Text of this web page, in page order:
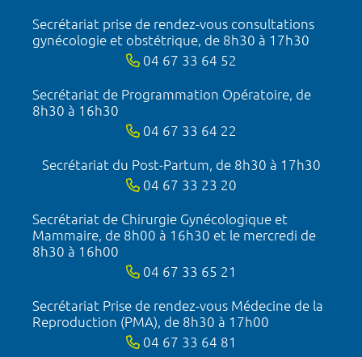
Secrétariat prise de rendez-vous consultations
gynécologie et obstétrique, de 8h30 à 17h30
04 67 33 64 52
Secrétariat de Programmation Opératoire, de
8h30 à 16h30
04 67 33 64 22
Secrétariat du Post-Partum, de 8h30 à 17h30
04 67 33 23 20
Secrétariat de Chirurgie Gynécologique et
Mammaire, de 8h00 à 16h30 et le mercredi de
8h30 à 16h00
04 67 33 65 21
Secrétariat Prise de rendez-vous Médecine de la
Reproduction (PMA), de 8h30 à 17h00
04 67 33 64 81